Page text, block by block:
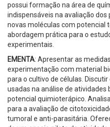
possui formação na área de
indispensáveis na avaliação
novas moléculas com potencial
abordagem prática para o
experimentais.
EMENTA: Apresentar as
experimentação com material
para o cultivo de células.
usadas na análise de
potencial quimioterápico.
para a avaliação de
tumoral e anti-parasitária.